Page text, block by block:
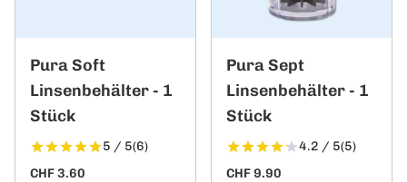
Pura Soft
Linsenbehälter - 1
Stück
5 / 5(6)
CHF 3.60
Pura Sept
Linsenbehälter - 1
Stück
4.2 / 5(5)
CHF 9.90